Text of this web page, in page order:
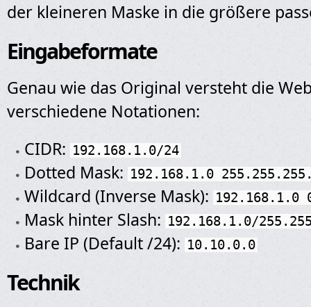
der kleineren Maske in die größere
Eingabeformate
Genau wie das Original versteht die
verschiedene Notationen:
CIDR: 192.168.1.0/24
Dotted Mask: 192.168.1.0
Wildcard (Inverse Mask): 192.168.1.0
Mask hinter Slash: 192.168.1.0/
Bare IP (Default /24): 10.10.0.0
Technik